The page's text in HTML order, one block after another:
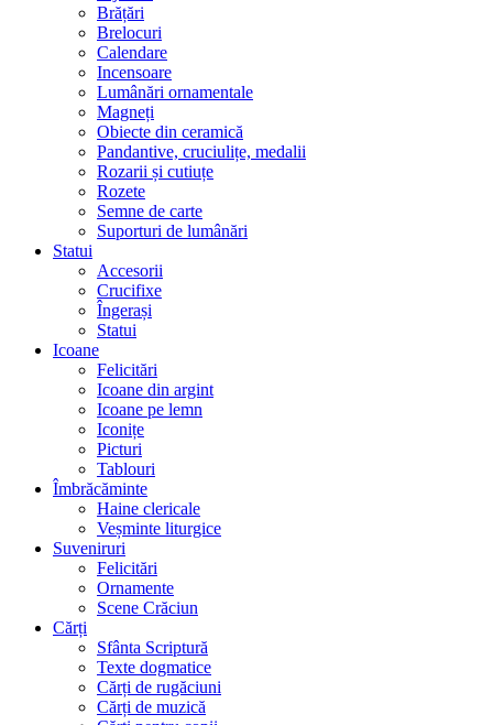
Brățări
Brelocuri
Calendare
Incensoare
Lumânări ornamentale
Magneți
Obiecte din ceramică
Pandantive, cruciulițe, medalii
Rozarii și cutiuțe
Rozete
Semne de carte
Suporturi de lumânări
Statui
Accesorii
Crucifixe
Îngerași
Statui
Icoane
Felicitări
Icoane din argint
Icoane pe lemn
Iconițe
Picturi
Tablouri
Îmbrăcăminte
Haine clericale
Veșminte liturgice
Suveniruri
Felicitări
Ornamente
Scene Crăciun
Cărți
Sfânta Scriptură
Texte dogmatice
Cărți de rugăciuni
Cărți de muzică